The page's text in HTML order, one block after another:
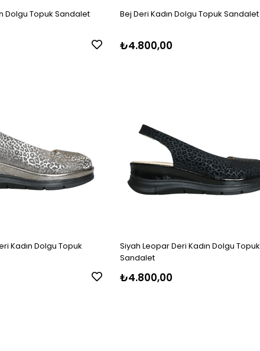
Dolgu Topuk Sandalet Bej Deri Kadın Dolgu Topuk Sandalet
₺4.800,00
Kadın Dolgu Topuk
Siyah Leopar Deri Kadın Dolgu Topuk
Sandalet
₺4.800,00